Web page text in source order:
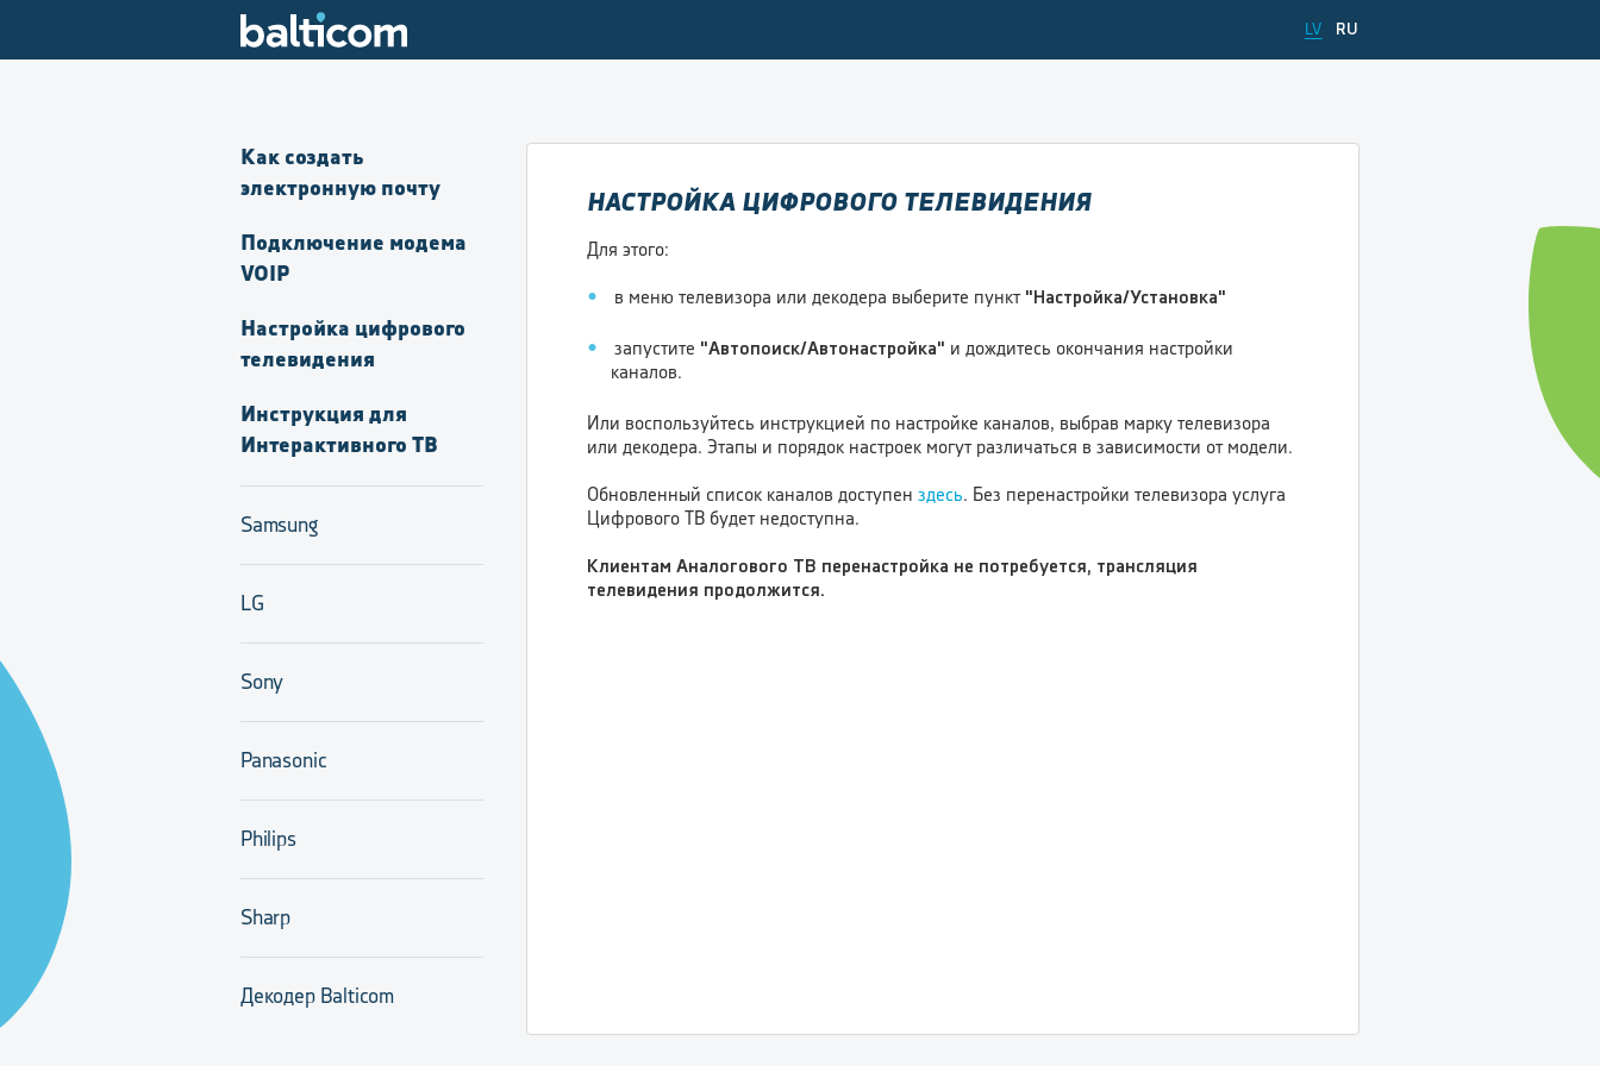
LV RU
Как создать
электронную почту
Подключение модема
VOIP
Настройка цифрового
телевидения
Инструкция для
Интерактивного ТВ
Samsung
LG
Sony
Panasonic
Philips
Sharp
Декодер Balticom
НАСТРОЙКА ЦИФРОВОГО ТЕЛЕВИДЕНИЯ
Для этого:
в меню телевизора или декодера выберите пункт "Настройка/Установка"
запустите "Автопоиск/Автонастройка" и дождитесь окончания настройки
каналов.
Или воспользуйтесь инструкцией по настройке каналов, выбрав марку телевизора
или декодера. Этапы и порядок настроек могут различаться в зависимости от модели.
Обновленный список каналов доступен здесь. Без перенастройки телевизора услуга
Цифрового ТВ будет недоступна.
Клиентам Aналогового ТВ перенастройка не потребуется, трансляция
телевидения продолжится.